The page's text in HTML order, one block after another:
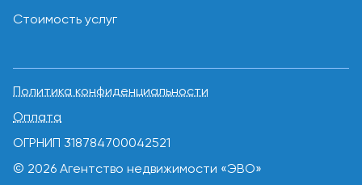
Стоимость услуг
Политика конфиденциальности
Оплата
ОГРНИП 318784700042521
© 2026 Агентство недвижимости «ЭВО»